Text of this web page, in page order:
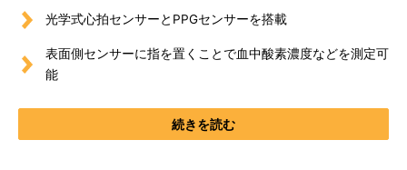
光学式心拍センサーとPPGセンサーを搭載
表面側センサーに指を置くことで血中酸素濃度などを測定可
能
続きを読む